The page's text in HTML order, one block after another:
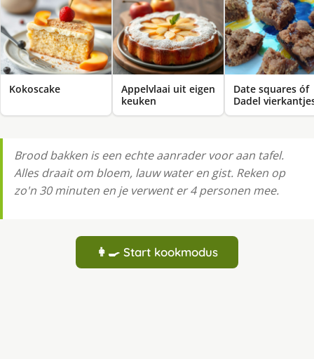
Kokoscake
Appelvlaai uit eigen
keuken
Date squares óf
Dadel
Brood bakken is een echte aanrader voor aan tafel.
Alles draait om bloem, lauw water en gist. Reken op
zo'n 30 minuten en je verwent er 4 personen mee.
👩‍🍳 Start kookmodus